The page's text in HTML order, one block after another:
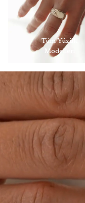
Tüm Yüzük
Modelleri